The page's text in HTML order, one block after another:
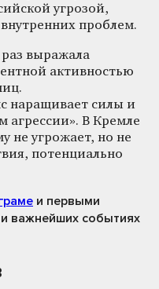
угрозой,
проблем.
выражала
активностью
наращивает силы и
агрессии». В Кремле
не угрожает, но не
потенциально
и первыми
важнейших событиях